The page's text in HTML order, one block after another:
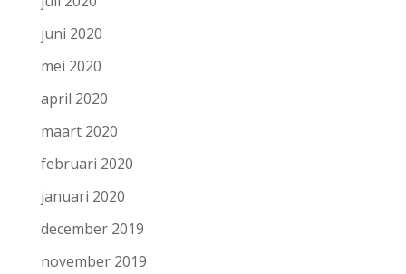
juni 2020
mei 2020
april 2020
maart 2020
februari 2020
januari 2020
december 2019
november 2019